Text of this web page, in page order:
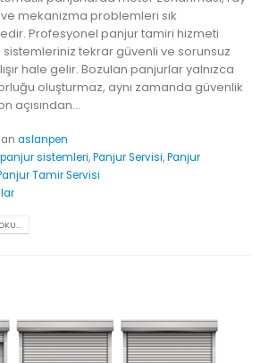
mekanizma problemleri sık
Profesyonel panjur tamiri hizmeti
tekrar güvenli ve sorunsuz
hale gelir. Bozulan panjurlar yalnızca
oluşturmaz, aynı zamanda güvenlik
açısından...
aslanpen
sistemleri,Panjur Servisi,Panjur
Tamir Servisi